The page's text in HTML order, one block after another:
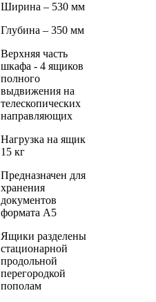
Ширина – 530 мм
Глубина – 350 мм
Верхняя часть
шкафа - 4 ящиков
полного
выдвижения на
телескопических
направляющих
Нагрузка на ящик
15 кг
Предназначен для
хранения
документов
формата А5
Ящики разделены
стационарной
продольной
перегородкой
пополам